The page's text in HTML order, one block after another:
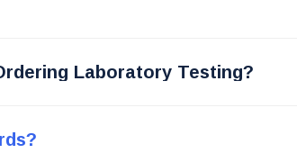
Laboratory Testing?